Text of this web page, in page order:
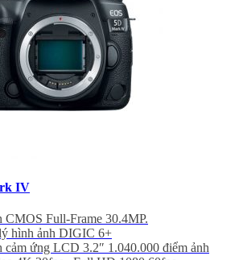
IV
CMOS Full-Frame 30.4MP.
hình ảnh DIGIC 6+
cảm ứng LCD 3.2″ 1.040.000 điểm ảnh